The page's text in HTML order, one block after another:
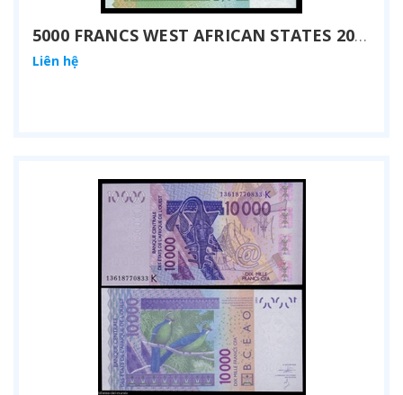
5000 FRANCS WEST AFRICAN STATES 2012
Liên hệ